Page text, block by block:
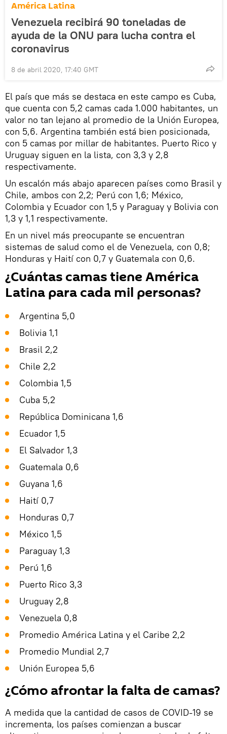
América Latina
Venezuela recibirá 90 toneladas de
ayuda de la ONU para lucha contra el
coronavirus
8 de abril 2020, 17:40 GMT
El país que más se destaca en este campo es Cuba,
que cuenta con 5,2 camas cada 1.000 habitantes, un
valor no tan lejano al promedio de la Unión Europea,
con 5,6. Argentina también está bien posicionada,
con 5 camas por millar de habitantes. Puerto Rico y
Uruguay siguen en la lista, con 3,3 y 2,8
respectivamente.
Un escalón más abajo aparecen países como Brasil y
Chile, ambos con 2,2; Perú con 1,6; México,
Colombia y Ecuador con 1,5 y Paraguay y Bolivia con
1,3 y 1,1 respectivamente.
En un nivel más preocupante se encuentran
sistemas de salud como el de Venezuela, con 0,8;
Honduras y Haití con 0,7 y Guatemala con 0,6.
¿Cuántas camas tiene América
Latina para cada mil personas?
Argentina 5,0
Bolivia 1,1
Brasil 2,2
Chile 2,2
Colombia 1,5
Cuba 5,2
República Dominicana 1,6
Ecuador 1,5
El Salvador 1,3
Guatemala 0,6
Guyana 1,6
Haití 0,7
Honduras 0,7
México 1,5
Paraguay 1,3
Perú 1,6
Puerto Rico 3,3
Uruguay 2,8
Venezuela 0,8
Promedio América Latina y el Caribe 2,2
Promedio Mundial 2,7
Unión Europea 5,6
¿Cómo afrontar la falta de camas?
A medida que la cantidad de casos de COVID-19 se
incrementa, los países comienzan a buscar